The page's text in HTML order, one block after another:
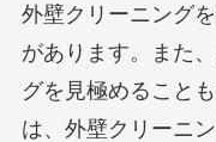
外壁クリーニング
があります。また
グを見極めること
は、外壁クリーニ